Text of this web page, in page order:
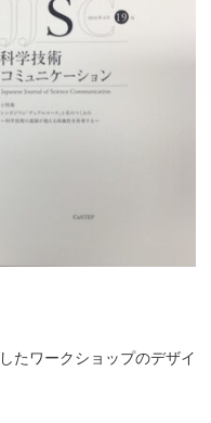
たワークショップのデザイ